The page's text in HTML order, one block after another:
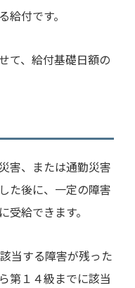
付です。
て、給付基礎日額の
害、または通勤災害
た後に、一定の障害
給できます。
当する障害が残った
第１４級までに該当